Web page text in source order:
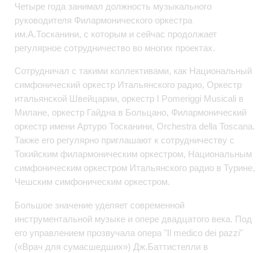
Четыре года занимал должность музыкального
руководителя Филармонического оркестра
им.А.Тосканини, с которым и сейчас продолжает
регулярное сотрудничество во многих проектах.
Сотрудничал с такими коллективами, как Национальный
симфонический оркестр Итальянского радио, Оркестр
итальянской Швейцарии, оркестр I Pomeriggi Musicali в
Милане, оркестр Гайдна в Больцано, Филармонический
оркестр имени Артуро Тосканини, Orchestra della Toscana.
Также его регулярно приглашают к сотрудничеству с
Токийским филармоническим оркестром, Национальным
симфоническим оркестром Итальянского радио в Турине,
Чешским симфоническим оркестром.
Большое значение уделяет современной
инструментальной музыке и опере двадцатого века. Под
его управлением прозвучала опера "Il medico dei pazzi"
(«Врач для сумасшедших») Дж.Баттистелли в